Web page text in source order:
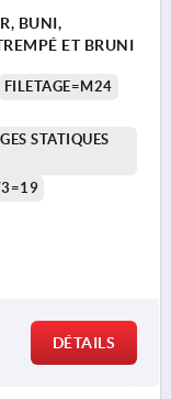
BUNI,
ET BRUNI
FILETAGE=M24
STATIQUES
DÉTAILS